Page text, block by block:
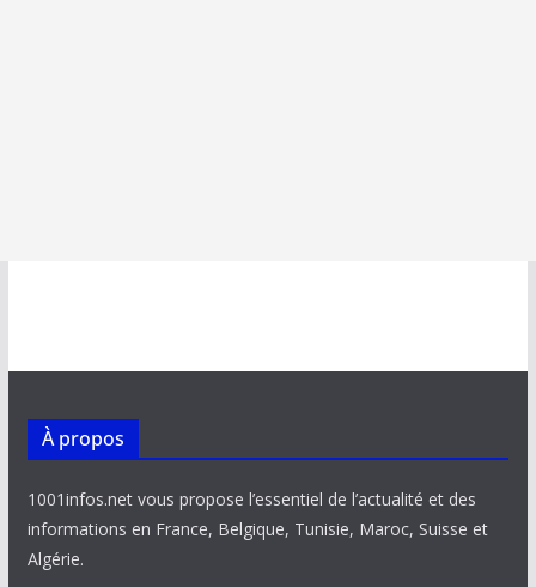
À propos
1001infos.net vous propose l’essentiel de l’actualité et des
informations en France, Belgique, Tunisie, Maroc, Suisse et
Algérie.